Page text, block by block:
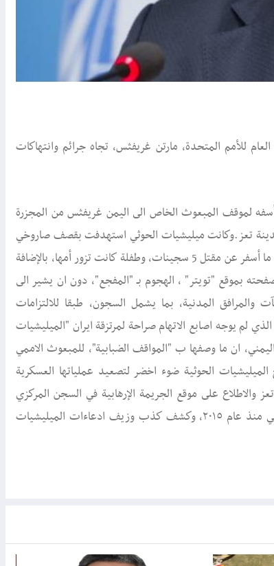
للأمم المتحدة، مارتن غريفثس، تجاه جرائم وانتهاكات
أسفه لموقف المبعوث الخاص الى اليمن غريفثس من المجزرة
تعز.وكانت ميليشيات الحوثي استهدفت بقصف صاروخي
، مساء الأحد، النساء السجينات في السجن المركزي بتعز (جنوبي غرب اليمن) ما أسفر عن مقتل 5 سجينات، وطفلة كانت تزور أمها، بالإضافة
صفحته بموقع "تويتر" ، الهجوم بـ "المفجع"، دون ان يشير الى
والمرافق المدنية، بما يشمل السجون، طبقا للالتزامات
لم يوجه اصابع الاتهام صراحة لمرتزقة ايران "الميليشيات
ان ما وصفها ب "المواقف الضبابية"، للمبعوث الاممي
الحوثية ضوء اخضر لتصعيد عملياتها العسكرية
والاطلاع على موقع الجريمة الإرهابية في السجن المركزي
بالمدينة، واستمرار الحصار المفروض على محافظة تعز في ظل الصمت الدولي منذ عام ٢٠١٥، وكشف كذب وزيف ادعاءات الميليشيات